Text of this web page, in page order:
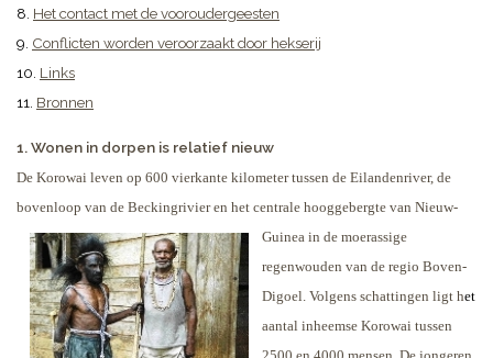
8. Het contact met de vooroudergeesten
9. Conflicten worden veroorzaakt door hekserij
10. Links
11. Bronnen
1. Wonen in dorpen is relatief nieuw
De Korowai leven op 600 vierkante kilometer tussen de Eilandenriver, de
bovenloop van de Beckingrivier en het centrale hooggebergte van Nieuw-
Guinea in de moerassige
regenwouden van de regio Boven-
Digoel. Volgens schattingen ligt het
aantal inheemse Korowai tussen